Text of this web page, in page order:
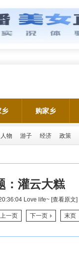
乡 购家乡
人物 游子 经济 政策
： 灌云大糕
Love life~ [查看原文]
上一页 下一页 末页